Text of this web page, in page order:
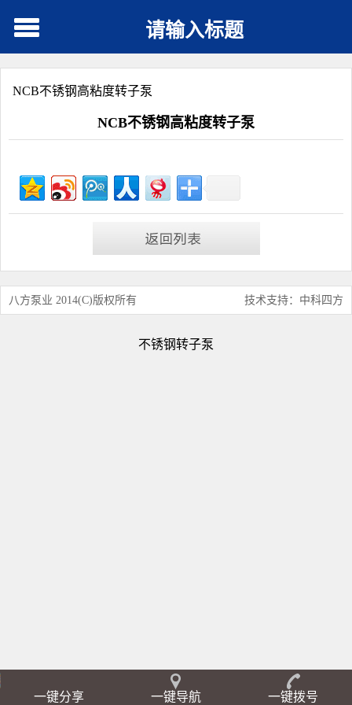
请输入标题
NCB不锈钢高粘度转子泵
NCB不锈钢高粘度转子泵
八方泵业 2014(C)版权所有 技术支持：中科四方
不锈钢转子泵
一键分享 一键导航 一键拨号